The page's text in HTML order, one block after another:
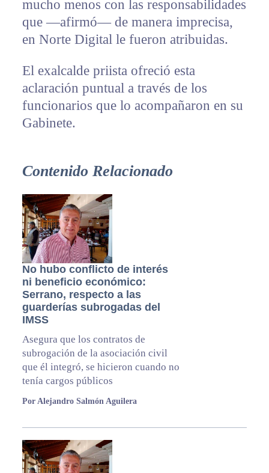
mucho menos con las responsabilidades
que —afirmó— de manera imprecisa,
en Norte Digital le fueron atribuidas.
El exalcalde priista ofreció esta
aclaración puntual a través de los
funcionarios que lo acompañaron en su
Gabinete.
Contenido Relacionado
No hubo conflicto de interés
ni beneficio económico:
Serrano, respecto a las
guarderías subrogadas del
IMSS
Asegura que los contratos de
subrogación de la asociación civil
que él integró, se hicieron cuando no
tenía cargos públicos
Por Alejandro Salmón Aguilera